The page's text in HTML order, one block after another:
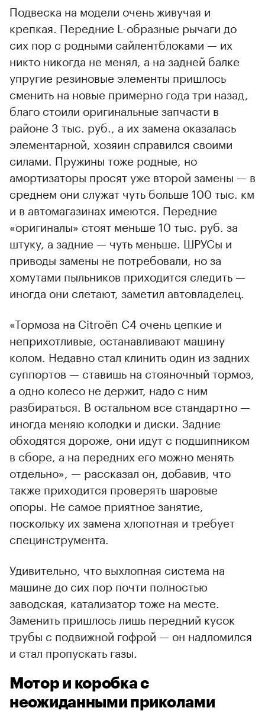
Подвеска на модели очень живучая и
крепкая. Передние L-образные рычаги до
сих пор с родными сайлентблоками — их
никто никогда не менял, а на задней балке
упругие резиновые элементы пришлось
сменить на новые примерно года три назад,
благо стоили оригинальные запчасти в
районе 3 тыс. руб., а их замена оказалась
элементарной, хозяин справился своими
силами. Пружины тоже родные, но
амортизаторы просят уже второй замены — в
среднем они служат чуть больше 100 тыс. км
и в автомагазинах имеются. Передние
«оригиналы» стоят меньше 10 тыс. руб. за
штуку, а задние — чуть меньше. ШРУСы и
приводы замены не потребовали, но за
хомутами пыльников приходится следить —
иногда они слетают, заметил автовладелец.
«Тормоза на Citroёn С4 очень цепкие и
неприхотливые, останавливают машину
колом. Недавно стал клинить один из задних
суппортов — ставишь на стояночный тормоз,
а одно колесо не держит, надо с ним
разбираться. В остальном все стандартно —
иногда меняю колодки и диски. Задние
обходятся дороже, они идут с подшипником
в сборе, а на передних его можно менять
отдельно», — рассказал он, добавив, что
также приходится проверять шаровые
опоры. Не самое приятное занятие,
поскольку их замена хлопотная и требует
специнструмента.
Удивительно, что выхлопная система на
машине до сих пор почти полностью
заводская, катализатор тоже на месте.
Заменить пришлось лишь передний кусок
трубы с подвижной гофрой — он надломился
и стал пропускать газы.
Мотор и коробка с
неожиданными приколами